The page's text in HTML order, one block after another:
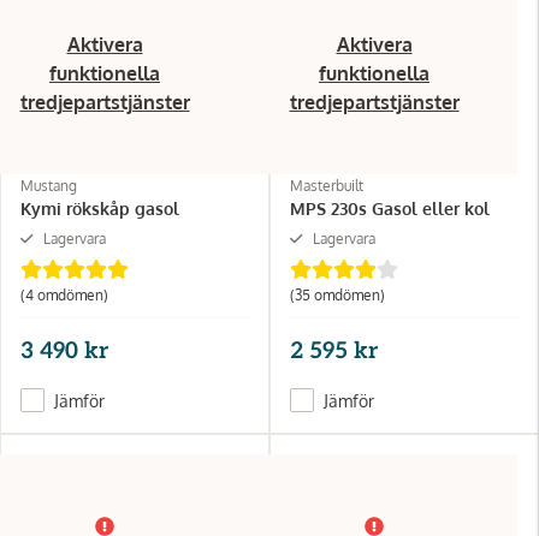
Aktivera
funktionella
tredjepartstjänster
Mustang
Kymi rökskåp gasol
Lagervara
(4 omdömen)
3 490 kr
Jämför
Aktivera
funktionella
tredjepartstjänster
Masterbuilt
MPS 230s Gasol eller kol
Lagervara
(35 omdömen)
2 595 kr
Jämför